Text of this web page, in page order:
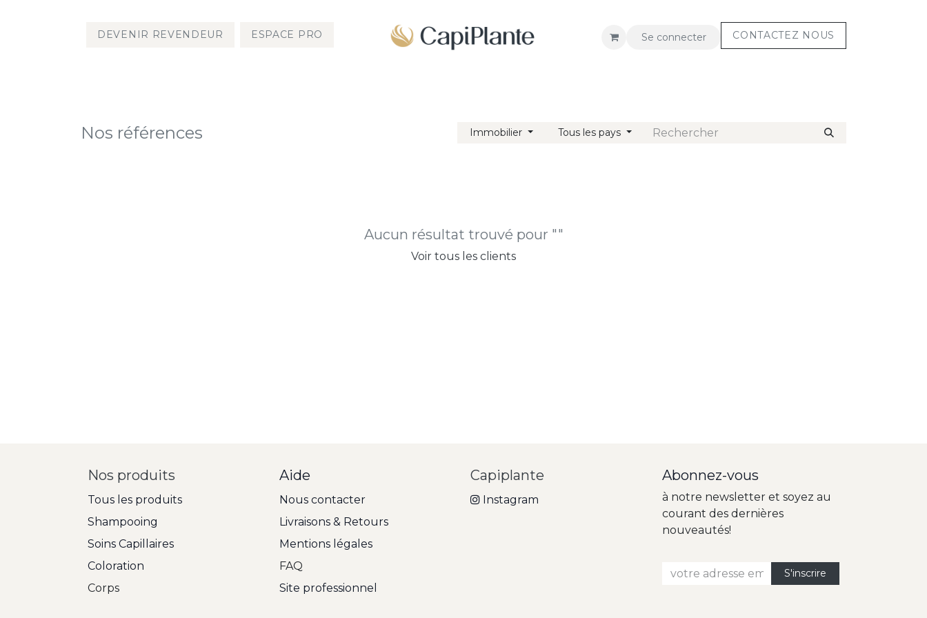
DEVENIR REVENDEUR ESPACE PRO Se connecter CONTACT​​E​​Z NOUS
Nos références Immobilier Tous les pays
Aucun résultat trouvé pour ""
Voir tous les clients
Nos produits
Tous les produits
Shampooing
Soins Capillaires
Coloration
Corps
Aide
Nous contacter
Livraisons & Retours
Mentions légales
FAQ
Site professionnel
Capiplante
Instagram
Abonnez-vous
à notre newsletter et soyez au
courant des dernières
nouveautés!
​​S'inscri​​re